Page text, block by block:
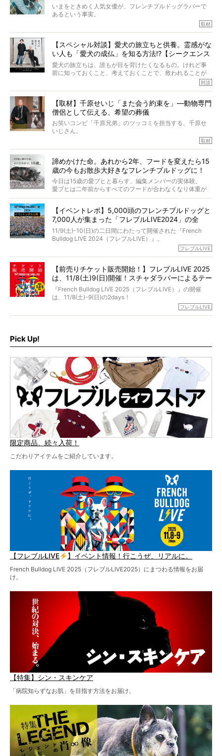
いまをときめく人気女優が、フレンチブルドッグラバーで
あるという事実。
とりを目の当たりにするほどに、そのフレンチブルドッグ
愛がわたしたちのそれとまったく同じであることに、なん
だかうれしくなってしまったのでした。
春奈さんとアムちゃんのすてきな暮らしを、BUHI編集長の
小西がいつくしみながら、切り取らせていただきます。
取材
【スペシャル対談】愛犬の旅立ちと供養。霊感がな
い人も「愛犬の成仏」を知る方法!?【シークエンス
はやとも×PELI】
愛犬の旅立ちは、誰もが目を背けたくなるもの。けれど事
前に知っておくこと、考えておくことで、救われることが
力をもつお笑い芸人「シークエンスはやとも」さんに、愛
犬の旅立ちや供養についてインタビュー。
インタビュアー兼対談相手は、大の犬好きで心霊分野の知
識にも長けているPELIさん。
「愛犬が旅立ったあと、ベッドやおもちゃはどうすればい
い？」「お骨はどうするべき？」「お花やお線香は喜んで
くれる？」
さらには、霊感がない人でも愛犬が成仏したことを知る方
法まで。
お笑い芸人だからこそ暗くなりすぎない、むしろ心がスッ
と軽くなる。
永久保存版のスペシャル対談です！
対談
【取材】千原せいじ「また会う約束を」―動物専門
僧侶として伝える、希望の葬儀
お笑いコンビ「千原兄弟」のツッコミを担当する、千原せ
いじさん。
今年で結成35周年を迎え、芸人としての活躍も目覚ましい
た。
僧侶としての名は「靖賢（せいけん）」。
当時54歳という年齢にして、なぜ動物専門僧侶という道を
選んだのか。
また、愛犬の旅立ちとどのように向き合うべきなのか。
た。
取材
諦めかけた命。あれから2年、フードを変えたら15
歳の今もお散歩大好きなフレンチブルドッグに！
今日は15歳の愛ブヒと暮らす、編集メンバーの実体験。
愛ブヒは二年前からすべてのフードが合わなくなり体重が
激減。検査をしても異常はなく「年齢のせいですね…」と言
もう諦めるしかないのかな…そんなとき、我が家に届いたの
が「THE fu-do(ザ・フード)」の試食品でした。
そして「THE fu-do(ザ・フード)」を食べつづけて二年、愛
ブヒは15歳になり、今も元気にお散歩をしています。
今回は、二年前の絶望から今までを包み隠さず、時系列で
【イベントレポ】5,000頭のフレンチブルドッグと
7,000人が集まった「フレブルLIVE2024」の全
貌！
11/9(土)-10(日)の二日間にわたって開催された『French
Bulldog LIVE 2024（フレブルLIVE）』。
今年はのべ5,000頭のフレンチブルドッグと7,000人のフレ
day1の司会はフレブルラバーのロッチさん。day2の音楽フ
ェスには世代ど真ん中のPUFFYが出演するなど、例年以上
に豪華なラインナップ。
北は北海道、南は鹿児島県から。全国のフレンチブルドッ
グが一堂に会した「フレブルLIVE2024」の模様を、詳しく
フレブルLIVE
【前売りチケット販売開始！】フレブルLIVE 2025
は、11/8(土)9(日)開催！スチャダラパーによるテー
マソング制作も決定
『French Bulldog LIVE 2025（フレブルLIVE）』の開催
は、11/8(土)-9(日)の2days！
お得な前売りチケット、いよいよ販売スタートです！
ど、内容盛りだくさんでお送りしていますので、最後まで
お見逃しなく！
フレブルLIVE
Pick Up!
限定商品、続々入荷！
こだわりアイテムをご紹介しています。
【フレブルLIVE 】イベント情報！行こうぜ、リアルに。
French Bulldog LIVE 2025（フレブルLIVE2025）にまつわる情報をお届
け。
【特集】シン・スキンケア
「病院知らずなお肌」を目指す方法をお届け。